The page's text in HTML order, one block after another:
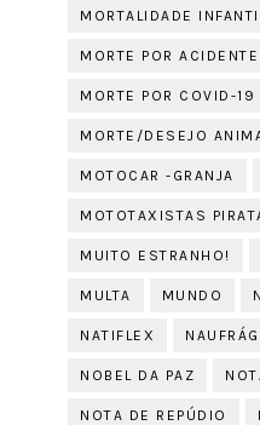
MORTALIDADE
MORTE POR ACIDENTE
MORTE POR COVID-19
MORTE/DESEJO
MOTOCAR -GRANJA
MOTOTAXISTAS
MUITO ESTRANHO!
MULTA MUNDO
NATIFLEX
NOBEL DA PAZ
NOTA DE REPÚDIO